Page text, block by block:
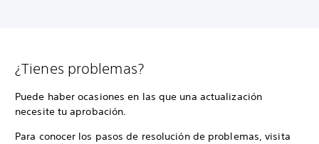
¿Tienes problemas?
Puede haber ocasiones en las que una actualización
necesite tu aprobación.
Para conocer los pasos de resolución de problemas, visita